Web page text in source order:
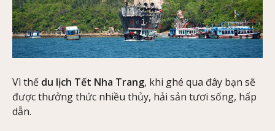
Vì thế du lịch Tết Nha Trang, khi ghé qua đây bạn sẽ
được thưởng thức nhiều thủy, hải sản tươi sống, hấp
dẫn.